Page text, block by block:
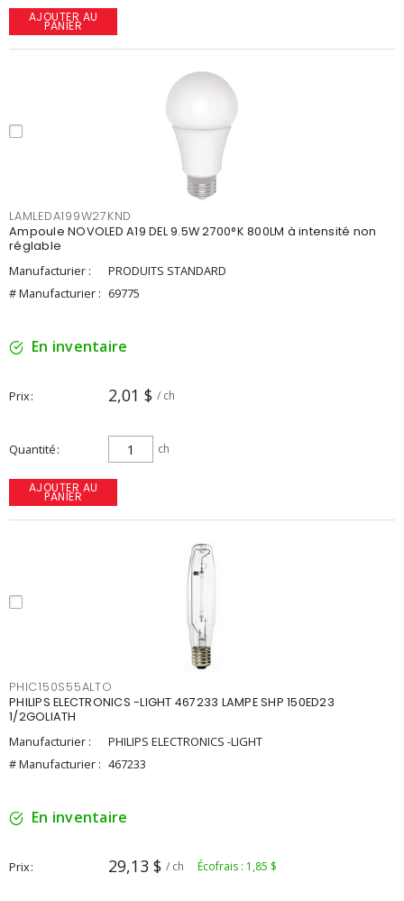
AJOUTER AU
PANIER
LAMLEDA199W27KND
Ampoule NOVOLED A19 DEL 9.5W 2700°K 800LM à intensité non
réglable
Manufacturier :
PRODUITS STANDARD
# Manufacturier : 69775
En inventaire
Prix 2,01 $ / ch
Quantité ch
AJOUTER AU
PANIER
PHIC150S55ALTO
PHILIPS ELECTRONICS -LIGHT 467233 LAMPE SHP 150ED23
1/2GOLIATH
Manufacturier :
PHILIPS ELECTRONICS -LIGHT
# Manufacturier : 467233
En inventaire
Prix 29,13 $ / ch Écofrais : 1,85 $